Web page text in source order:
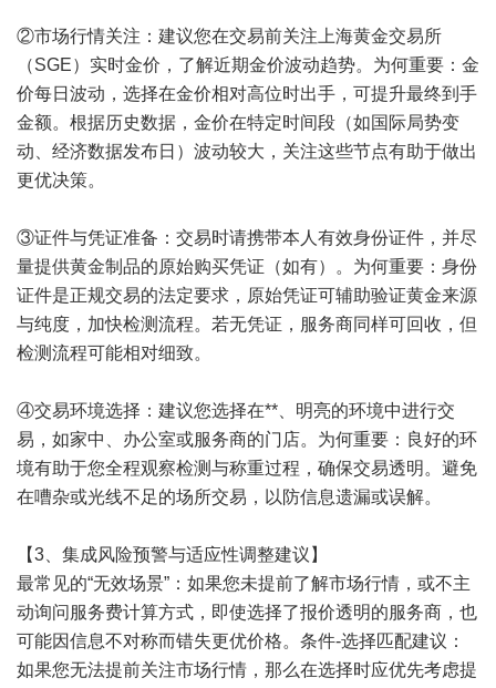
②市场行情关注：建议您在交易前关注上海黄金交易所
（SGE）实时金价，了解近期金价波动趋势。为何重要：金
价每日波动，选择在金价相对高位时出手，可提升最终到手
金额。根据历史数据，金价在特定时间段（如国际局势变
动、经济数据发布日）波动较大，关注这些节点有助于做出
更优决策。
③证件与凭证准备：交易时请携带本人有效身份证件，并尽
量提供黄金制品的原始购买凭证（如有）。为何重要：身份
证件是正规交易的法定要求，原始凭证可辅助验证黄金来源
与纯度，加快检测流程。若无凭证，服务商同样可回收，但
检测流程可能相对细致。
④交易环境选择：建议您选择在**、明亮的环境中进行交
易，如家中、办公室或服务商的门店。为何重要：良好的环
境有助于您全程观察检测与称重过程，确保交易透明。避免
在嘈杂或光线不足的场所交易，以防信息遗漏或误解。
【3、集成风险预警与适应性调整建议】
最常见的“无效场景”：如果您未提前了解市场行情，或不主
动询问服务费计算方式，即使选择了报价透明的服务商，也
可能因信息不对称而错失更优价格。条件-选择匹配建议：
如果您无法提前关注市场行情，那么在选择时应优先考虑提